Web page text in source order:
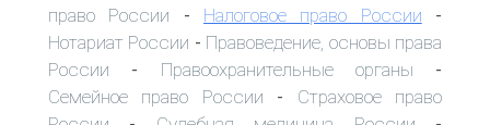
право России - Налоговое право России -
Нотариат России - Правоведение, основы права
России - Правоохранительные органы -
Семейное право России - Страховое право